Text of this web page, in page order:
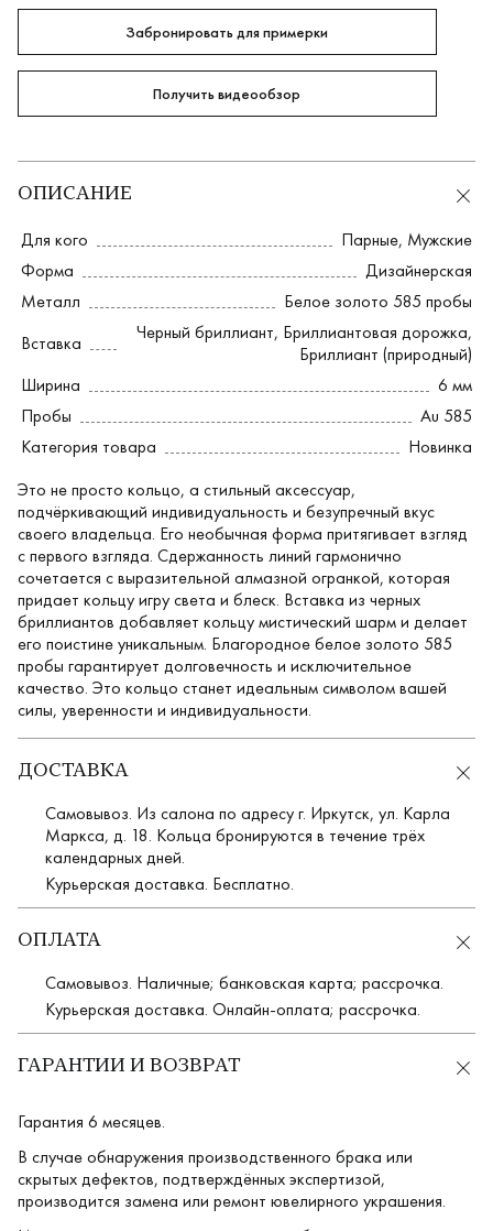
Забронировать для примерки
Получить видеообзор
ОПИСАНИЕ
Для кого Парные, Мужские
Форма
Дизайнерская
Металл
Белое золото 585 пробы
Вставка
Черный бриллиант, Бриллиантовая дорожка,
Бриллиант (природный)
Ширина
6 мм
Пробы
Au 585
Категория товара
Новинка
Это не просто кольцо, а стильный аксессуар,
подчёркивающий индивидуальность и безупречный вкус
своего владельца. Его необычная форма притягивает взгляд
с первого взгляда. Сдержанность линий гармонично
сочетается с выразительной алмазной огранкой, которая
придает кольцу игру света и блеск. Вставка из черных
бриллиантов добавляет кольцу мистический шарм и делает
его поистине уникальным. Благородное белое золото 585
пробы гарантирует долговечность и исключительное
качество. Это кольцо станет идеальным символом вашей
силы, уверенности и индивидуальности.
ДОСТАВКА
Самовывоз. Из салона по адресу г. Иркутск, ул. Карла
Маркса, д. 18. Кольца бронируются в течение трёх
календарных дней.
Курьерская доставка. Бесплатно.
ОПЛАТА
Самовывоз. Наличные; банковская карта; рассрочка.
Курьерская доставка. Онлайн-оплата; рассрочка.
ГАРАНТИИ И ВОЗВРАТ
Гарантия 6 месяцев.
В случае обнаружения производственного брака или
скрытых дефектов, подтверждённых экспертизой,
производится замена или ремонт ювелирного украшения.